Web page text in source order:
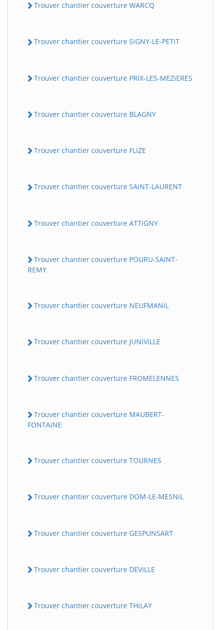
Trouver chantier couverture WARCQ
Trouver chantier couverture SiGNY-LE-PETiT
Trouver chantier couverture PRiX-LES-MEZiERES
Trouver chantier couverture BLAGNY
Trouver chantier couverture FLiZE
Trouver chantier couverture SAiNT-LAURENT
Trouver chantier couverture ATTiGNY
Trouver chantier couverture POURU-SAiNT-
REMY
Trouver chantier couverture NEUFMANiL
Trouver chantier couverture JUNiViLLE
Trouver chantier couverture FROMELENNES
Trouver chantier couverture MAUBERT-
FONTAiNE
Trouver chantier couverture TOURNES
Trouver chantier couverture DOM-LE-MESNiL
Trouver chantier couverture GESPUNSART
Trouver chantier couverture DEViLLE
Trouver chantier couverture THiLAY